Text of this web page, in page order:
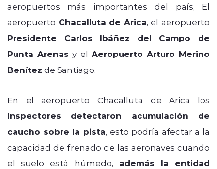
aeropuertos más importantes del país, El
aeropuerto Chacalluta de Arica, el aeropuerto
Presidente Carlos Ibáñez del Campo de
Punta Arenas y el Aeropuerto Arturo Merino
Benítez de Santiago.
En el aeropuerto Chacalluta de Arica los
inspectores detectaron acumulación de
caucho sobre la pista, esto podría afectar a la
capacidad de frenado de las aeronaves cuando
el suelo está húmedo, además la entidad